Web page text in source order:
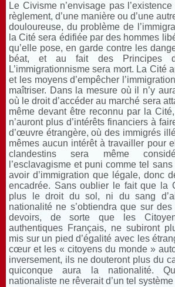
Le Civisme n’envisage pas
règlement, d’une manière ou d’une
douloureuse, du problème de
la Cité sera édifiée par des hommes
qu’elle pose, en garde contre les
béat, et au fait des Principes
L’immigrationnisme sera mort. La Cité
et les moyens d’empêcher
maîtriser. Dans la mesure où il n’y
où le droit d’accéder au marché sera
même devant être reconnu par la
n’auront plus d’intérêts financiers à
d’œuvre étrangère, où des immigrés
mêmes aucun intérêt à travailler pour
clandestins sera même
l’esclavagisme et puni comme tel
avoir d’immigration que légale, donc
encadrée. Sans oublier le fait que la
plus le droit du sol, ni du sang
nationalité ne s’obtiendra que sur
devoirs, de sorte que les
authentiques Français, ne subiront
mis sur un pied d’égalité avec les
cœur et les « citoyens du monde »
inversement, ils ne douteront plus du
quiconque aura la nationalité.
nationaliste ne rêverait d’un tel système